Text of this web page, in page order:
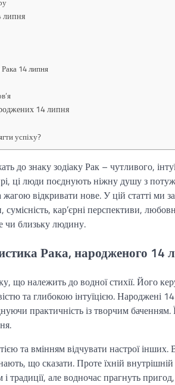
липня
14 липня
14 липня
успіху?
до знаку зодіаку Рак – чутливого,
ці люди поєднують ніжну душу з
відкривати нове. У цій статті ми
кар’єрні перспективи,
чи близьку людину.
Рака, народженого 14
що належить до водної стихії. Його
та глибокою інтуїцією. Народжені
практичність із творчим
та вмінням відчувати настрої
що сказати. Проте їхній
традиції, але водночас прагнуть